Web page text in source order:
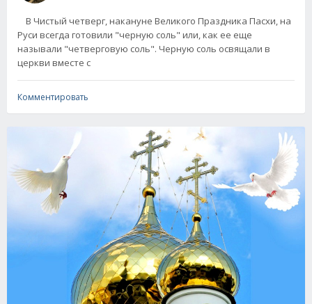
В Чистый четверг, накануне Великого Праздника Пасхи, на
Руси всегда готовили "черную соль" или, как ее еще
называли "четверговую соль". Черную соль освящали в
церкви вместе с
Комментировать